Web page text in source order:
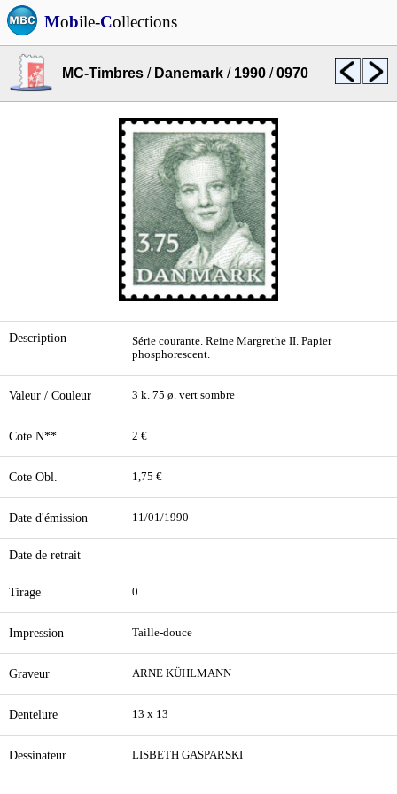
Mobile-Collections
MC-Timbres / Danemark / 1990 /0970
Description
Série courante. Reine Margrethe II. Papier
phosphorescent.
Valeur / Couleur 3 k. 75 ø. vert sombre
Cote N** 2 €
Cote Obl. 1,75 €
Date d'émission 11/01/1990
Date de retrait
Tirage 0
Impression Taille-douce
Graveur ARNE KÜHLMANN
Dentelure 13 x 13
Dessinateur LISBETH GASPARSKI